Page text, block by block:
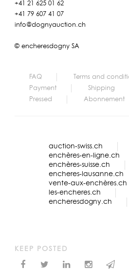
+41 21 625 01 62
+41 79 607 41 07
info@dognyauction.ch
© encheresdogny SA
FAQ
Terms and
Payment
Shipping
Pressed
Abonnement
auction-swiss.ch
enchères-en-ligne.ch
enchères-suisse.ch
encheres-lausanne.ch
vente-aux-enchères.ch
les-encheres.ch
encheresdogny.ch
KEEP POSTED